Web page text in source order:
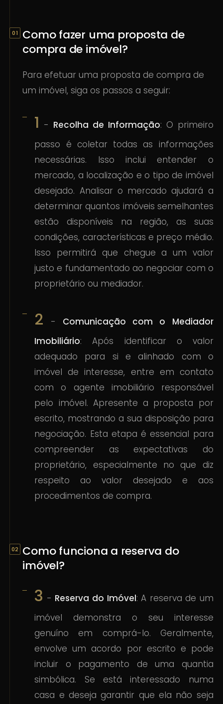
Como fazer uma proposta de
compra de imóvel?
Para efetuar uma proposta de compra de
um imóvel, siga os passos a seguir:
1 - Recolha de Informação: O primeiro
passo é coletar todas as informações
necessárias. Isso inclui entender o
mercado, a localização e o tipo de imóvel
desejado. Analisar o mercado ajudará a
determinar quantos imóveis semelhantes
estão disponíveis na região, as suas
condições, características e preço médio.
Isso permitirá que chegue a um valor
justo e fundamentado ao negociar com o
proprietário ou mediador.
2 - Comunicação com o Mediador
Imobiliário: Após identificar o valor
adequado para si e alinhado com o
imóvel de interesse, entre em contato
com o agente imobiliário responsável
pelo imóvel. Apresente a proposta por
escrito, mostrando a sua disposição para
negociação. Esta etapa é essencial para
compreender as expectativas do
proprietário, especialmente no que diz
respeito ao valor desejado e aos
procedimentos de compra.
Como funciona a reserva do
imóvel?
3 - Reserva do Imóvel: A reserva de um
imóvel demonstra o seu interesse
genuíno em comprá-lo. Geralmente,
envolve um acordo por escrito e pode
incluir o pagamento de uma quantia
simbólica. Se está interessado numa
casa e deseja garantir que ela não seja